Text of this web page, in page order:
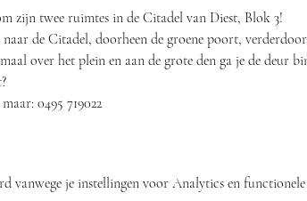
zijn twee ruimtes in de Citadel van Diest, Blok 3!
de Citadel, doorheen de groene poort,
over het plein en aan de grote den ga je de deur
0495 719022
vanwege je instellingen voor Analytics en